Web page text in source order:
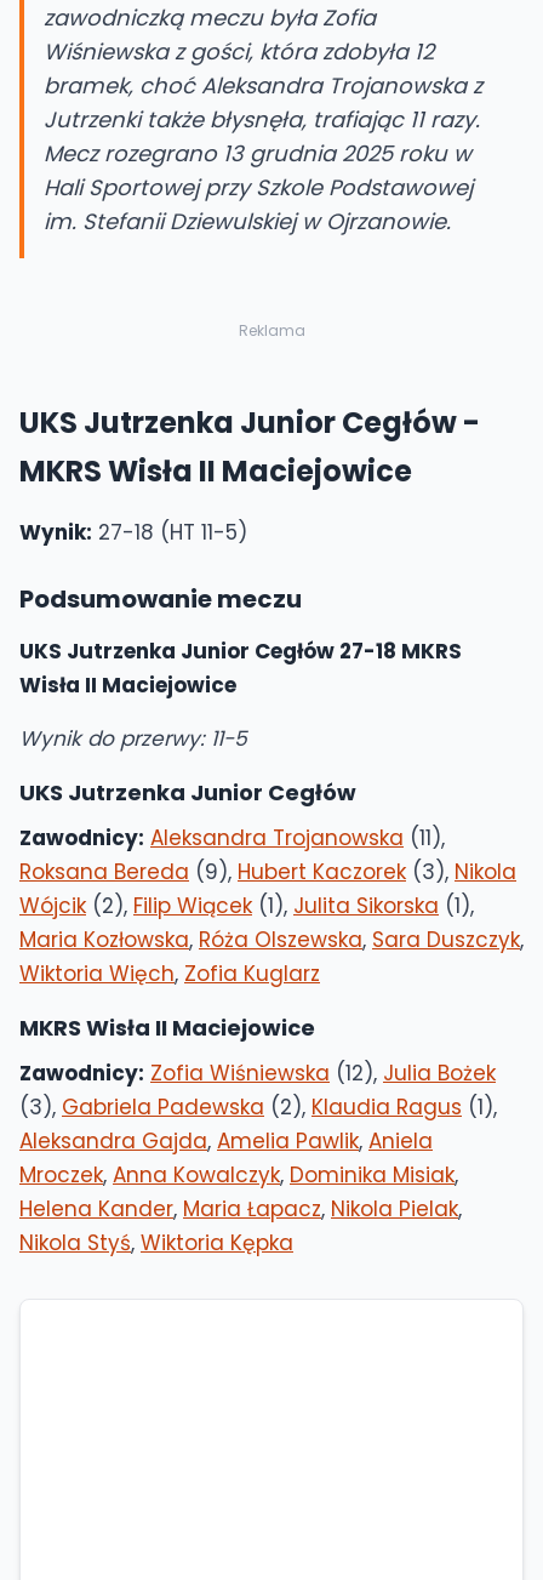
zawodniczką meczu była Zofia
Wiśniewska z gości, która zdobyła 12
bramek, choć Aleksandra Trojanowska z
Jutrzenki także błysnęła, trafiając 11 razy.
Mecz rozegrano 13 grudnia 2025 roku w
Hali Sportowej przy Szkole Podstawowej
im. Stefanii Dziewulskiej w Ojrzanowie.
Reklama
UKS Jutrzenka Junior Cegłów -
MKRS Wisła II Maciejowice
Wynik: 27-18 (HT 11-5)
Podsumowanie meczu
UKS Jutrzenka Junior Cegłów 27-18 MKRS
Wisła II Maciejowice
Wynik do przerwy: 11-5
UKS Jutrzenka Junior Cegłów
Zawodnicy: Aleksandra Trojanowska (11),
Roksana Bereda (9), Hubert Kaczorek (3), Nikola
Wójcik (2), Filip Wiącek (1), Julita Sikorska (1),
Maria Kozłowska, Róża Olszewska, Sara Duszczyk,
Wiktoria Więch, Zofia Kuglarz
MKRS Wisła II Maciejowice
Zawodnicy: Zofia Wiśniewska (12), Julia Bożek
(3), Gabriela Padewska (2), Klaudia Ragus (1),
Aleksandra Gajda, Amelia Pawlik, Aniela
Mroczek, Anna Kowalczyk, Dominika Misiak,
Helena Kander, Maria Łapacz, Nikola Pielak,
Nikola Styś, Wiktoria Kępka